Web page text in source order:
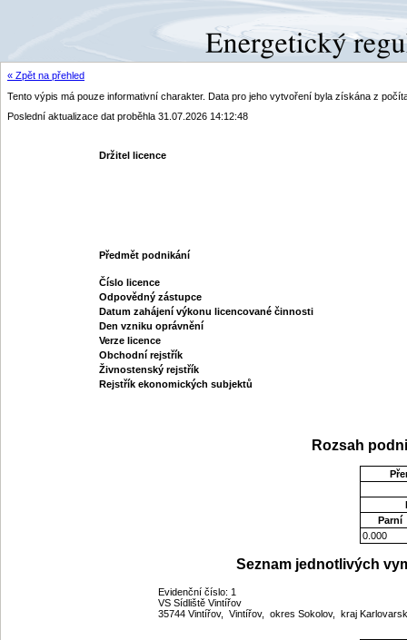
« Zpět na přehled
Tento výpis má pouze informativní charakter. Data pro jeho vytvoření byla získána z
Poslední aktualizace dat proběhla 31.07.2026 14:12:48
Držitel licence
Předmět podnikání
Číslo licence
Odpovědný zástupce
Datum zahájení výkonu licencované činnosti
Den vzniku oprávnění
Verze licence
Obchodní rejstřík
Živnostenský rejstřík
Rejstřík ekonomických subjektů
Rozsah
Parní
0.000
Seznam jednotlivých
Evidenční číslo: 1
VS Sídliště Vintířov
35744 Vintířov, Vintířov, okres Sokolov, kraj